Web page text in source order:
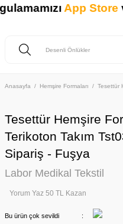
Anasayfa Hemşire Formaları Tesettür
Tesettür Hemşire
Terikoton Takım
Sipariş - Fuşya
Labor Medikal Tekstil
Yorum Yaz 50 TL Kazan
Bu ürün çok sevildi
App Store